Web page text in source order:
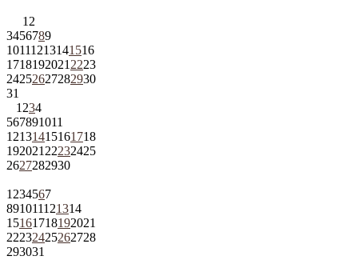
1 2
3456789
10111213141516
1718192021 2223
24252627282930
31
1 234
567891011
12131415161718
192021 22232425
2627282930
1 234567
891011121314
15161718192021
22232425262728
293031